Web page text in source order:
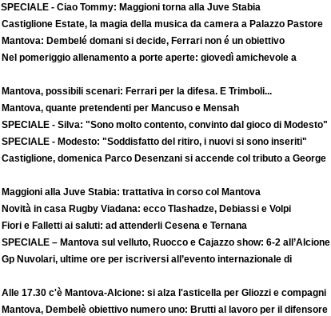
SPECIALE - Ciao Tommy: Maggioni torna alla Juve Stabia
Castiglione Estate, la magia della musica da camera a Palazzo Pastore
Mantova: Dembelé domani si decide, Ferrari non é un obiettivo
Nel pomeriggio allenamento a porte aperte: giovedì amichevole a
Mantova, possibili scenari: Ferrari per la difesa. E Trimboli...
Mantova, quante pretendenti per Mancuso e Mensah
SPECIALE - Silva: "Sono molto contento, convinto dal gioco di Modesto"
SPECIALE - Modesto: "Soddisfatto del ritiro, i nuovi si sono inseriti"
Castiglione, domenica Parco Desenzani si accende col tributo a George
Maggioni alla Juve Stabia: trattativa in corso col Mantova
Novità in casa Rugby Viadana: ecco Tlashadze, Debiassi e Volpi
Fiori e Falletti ai saluti: ad attenderli Cesena e Ternana
SPECIALE – Mantova sul velluto, Ruocco e Cajazzo show: 6-2 all’Alcione
Gp Nuvolari, ultime ore per iscriversi all’evento internazionale di
Alle 17.30 c'è Mantova-Alcione: si alza l'asticella per Gliozzi e compagni
Mantova, Dembelè obiettivo numero uno: Brutti al lavoro per il difensore